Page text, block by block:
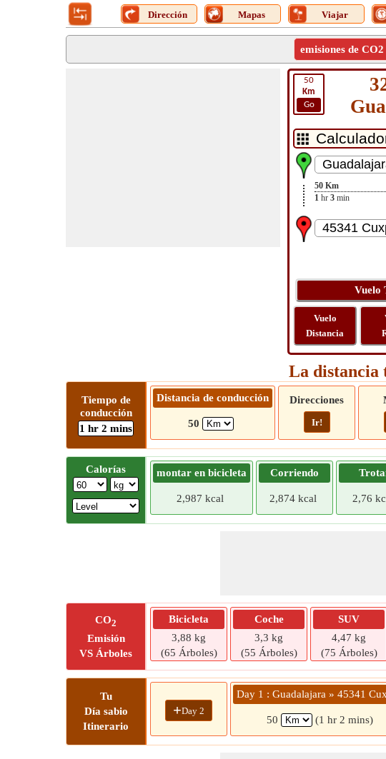
Dirección Mapas Viajar
emisiones de CO2
50
Km
Go
50 Km
1 hr 3 min
Vuelo
Distancia
La distancia
Tiempo de
conducción
1 hr 2 mins
Distancia de conducción
50
Direcciones
Ir!
Calorías montar en bicicleta
2,987 kcal
Corriendo
2,874 kcal 2,76
CO2
Emisión
VS Árboles
Bicicleta
3,88 kg
(65 Árboles)
Coche
3,3 kg
(55 Árboles)
SUV
4,47 kg
(75 Árboles)
Tu
Día sabio
Itinerario
+Day 2
Day 1 : Guadalajara » 45341
50 (1 hr 2 mins)